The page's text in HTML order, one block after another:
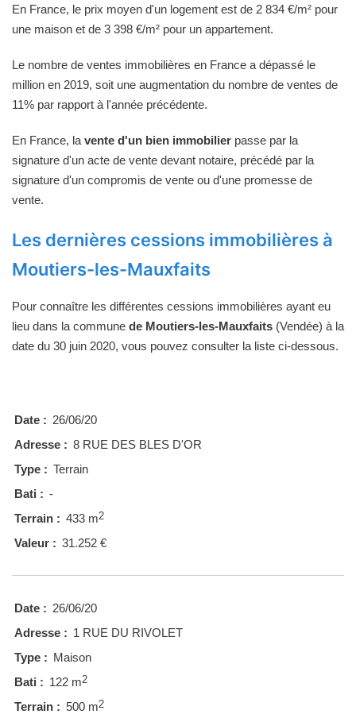
En France, le prix moyen d'un logement est de 2 834 €/m² pour
une maison et de 3 398 €/m² pour un appartement.
Le nombre de ventes immobilières en France a dépassé le
million en 2019, soit une augmentation du nombre de ventes de
11% par rapport à l'année précédente.
En France, la vente d'un bien immobilier passe par la
signature d'un acte de vente devant notaire, précédé par la
signature d'un compromis de vente ou d'une promesse de
vente.
Les dernières cessions immobilières à
Moutiers-les-Mauxfaits
Pour connaître les différentes cessions immobilières ayant eu
lieu dans la commune de Moutiers-les-Mauxfaits (Vendée) à la
date du 30 juin 2020, vous pouvez consulter la liste ci-dessous.
Date : 26/06/20
Adresse : 8 RUE DES BLES D'OR
Type : Terrain
Bati : -
Terrain : 433 m2
Valeur : 31.252 €
Date : 26/06/20
Adresse : 1 RUE DU RIVOLET
Type : Maison
Bati : 122 m2
Terrain : 500 m2